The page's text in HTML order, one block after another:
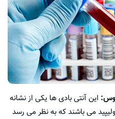
این آنتی بادی ها یکی از نشانه
می باشند که به نظر می رسد